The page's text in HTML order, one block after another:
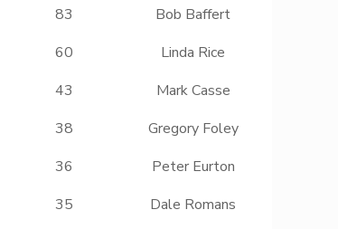
83
Bob Baffert
60
Linda Rice
43
Mark Casse
38
Gregory Foley
36
Peter Eurton
35
Dale Romans